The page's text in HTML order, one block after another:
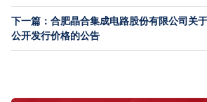
下一篇：合肥晶合集成电路股份有限公司关
公开发行价格的公告